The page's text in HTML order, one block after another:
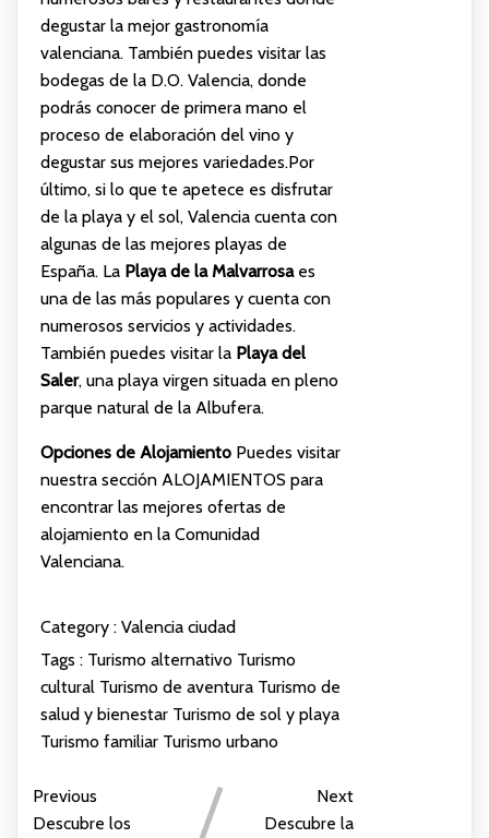
degustar la mejor gastronomía
valenciana. También puedes visitar las
bodegas de la D.O. Valencia, donde
podrás conocer de primera mano el
proceso de elaboración del vino y
degustar sus mejores variedades.Por
último, si lo que te apetece es disfrutar
de la playa y el sol, Valencia cuenta con
algunas de las mejores playas de
España. La Playa de la Malvarrosaes
una de las más populares y cuenta con
numerosos servicios y actividades.
También puedes visitar la Playa del
Saler, una playa virgen situada en pleno
parque natural de la Albufera.
Opciones de AlojamientoPuedes visitar
nuestra sección ALOJAMIENTOS para
encontrar las mejores ofertas de
alojamiento en la Comunidad
Valenciana.
Category : Valencia ciudad
Tags : Turismo alternativo Turismo
cultural Turismo de aventura Turismo de
salud y bienestar Turismo de sol y playa
Turismo familiar Turismo urbano
Previous
Descubre los
Next
Descubre la